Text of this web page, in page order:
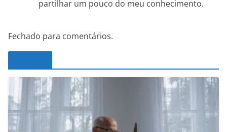
partilhar um pouco do meu conhecimento.
Fechado para comentários.